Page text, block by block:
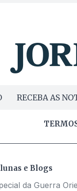
RECEBA AS
e Blogs
da Guerra